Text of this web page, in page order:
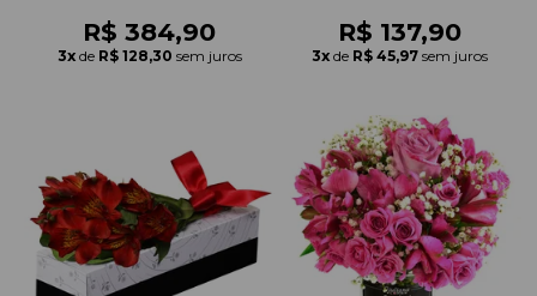
R$ 384,90
3x de R$ 128,30 sem juros
R$ 137,90
3x de R$ 45,97 sem juros